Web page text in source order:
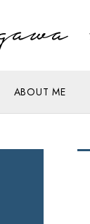
ABOUT ME